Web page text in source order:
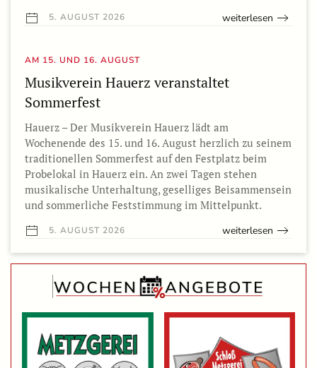
5. AUGUST 2026 weiterlesen
AM 15. UND 16. AUGUST
Musikverein Hauerz veranstaltet
Sommerfest
Hauerz – Der Musikverein Hauerz lädt am
Wochenende des 15. und 16. August herzlich zu seinem
traditionellen Sommerfest auf den Festplatz beim
Probelokal in Hauerz ein. An zwei Tagen stehen
musikalische Unterhaltung, geselliges Beisammensein
und sommerliche Feststimmung im Mittelpunkt.
5. AUGUST 2026 weiterlesen